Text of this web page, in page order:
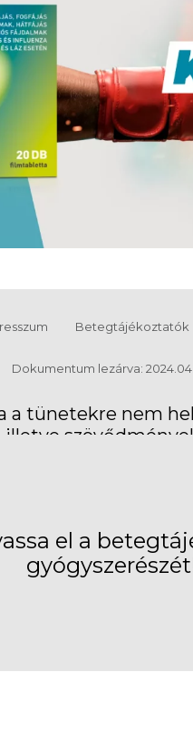
Betegtájékoztatók
Dokumentum lezárva:
a tünetekre nem
illetve
el a